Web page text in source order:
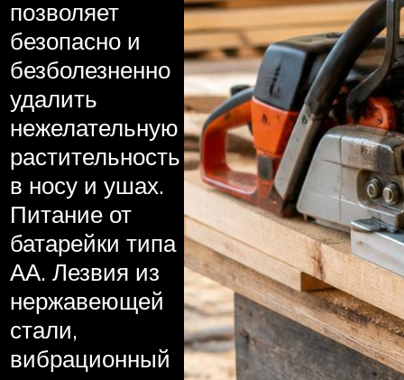
позволяет
безопасно и
безболезненно
удалить
нежелательную
растительность
в носу и ушах.
Питание от
батарейки типа
АА. Лезвия из
нержавеющей
стали,
вибрационный